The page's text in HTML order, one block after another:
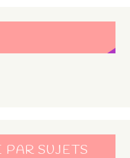
PAR SUJETS